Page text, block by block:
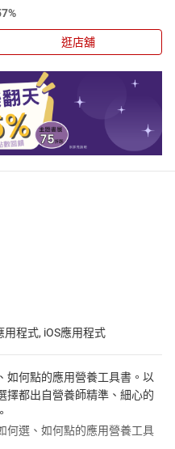
逛店舖
程式, iOS應用程式
如何點的應用營養工具書。以
擇都出自營養師精準、細心的
選、如何點的應用營養工具